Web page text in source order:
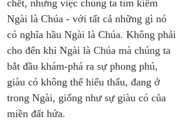
chết, nhưng việc chúng ta tìm kiếm
Ngài là Chúa - với tất cả những gì nó
có nghĩa hầu Ngài là Chúa. Không phải
cho đến khi Ngài là Chúa mà chúng ta
bắt đầu khám-phá ra sự phong phú,
giàu có không thể hiểu thấu, đang ở
trong Ngài, giống như sự giàu có của
miền đất hứa.